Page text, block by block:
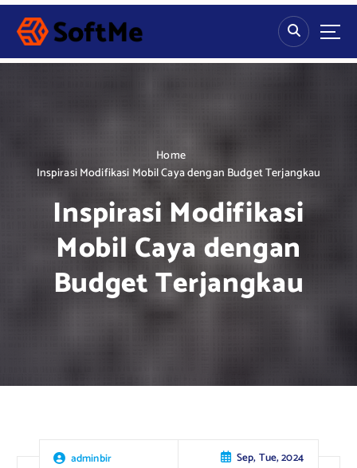
S
p
Home
Inspirasi Modifikasi Mobil Caya dengan Budget Terjangkau
Inspirasi Modifikasi
Mobil Caya dengan
Budget Terjangkau
adminbir Sep, Tue, 2024